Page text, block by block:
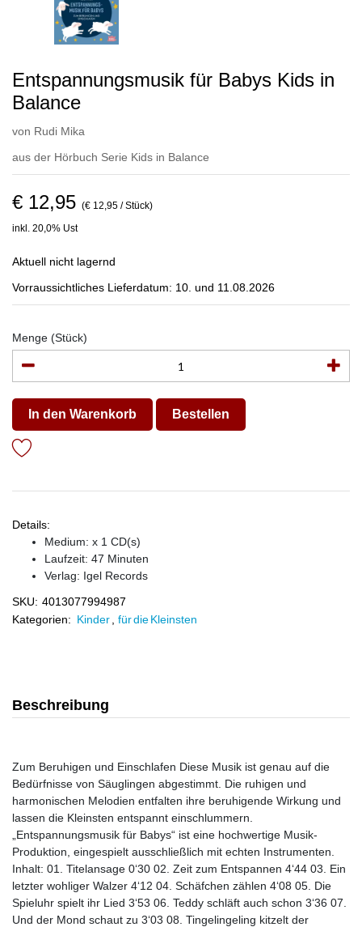
Entspannungsmusik für Babys Kids in
Balance
von Rudi Mika
aus der Hörbuch Serie Kids in Balance
€ 12,95 (€ 12,95 / Stück)
inkl. 20,0% Ust
Aktuell nicht lagernd
Vorraussichtliches Lieferdatum: 10. und 11.08.2026
Menge (Stück)
In den Warenkorb Bestellen
Details:
Medium: x 1 CD(s)
Laufzeit: 47 Minuten
Verlag: Igel Records
SKU: 4013077994987
Kategorien: Kinder für die Kleinsten
Beschreibung
Zum Beruhigen und Einschlafen Diese Musik ist genau auf die
Bedürfnisse von Säuglingen abgestimmt. Die ruhigen und
harmonischen Melodien entfalten ihre beruhigende Wirkung und
lassen die Kleinsten entspannt einschlummern.
„Entspannungsmusik für Babys“ ist eine hochwertige Musik-
Produktion, eingespielt ausschließlich mit echten Instrumenten.
Inhalt: 01. Titelansage 0‘30 02. Zeit zum Entspannen 4‘44 03. Ein
letzter wohliger Walzer 4‘12 04. Schäfchen zählen 4‘08 05. Die
Spieluhr spielt ihr Lied 3‘53 06. Teddy schläft auch schon 3‘36 07.
Und der Mond schaut zu 3‘03 08. Tingelingeling kitzelt der